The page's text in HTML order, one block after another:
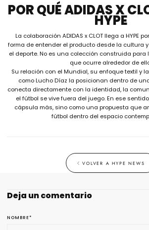
POR QUÉ ADIDAS X
HYPE
La colaboración ADIDAS x CLOT llega a HYPE
forma de entender el producto desde la cultura
el deporte. No es una colección construida
que ocurre alrededor de
Su relación con el Mundial, su enfoque textil y
como Lucho Díaz la posicionan dentro de
conecta directamente con la identidad, la
el fútbol se vive fuera del juego. En ese
cápsula más, sino como una propuesta que
fútbol dentro del espacio
VOLVER A HYPE NEWS
Deja un comentario
NOMBRE*